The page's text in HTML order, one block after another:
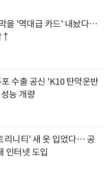
을 '역대급 카드' 내놨다…
↑
수출 공신 'K10 탄약운반
능 개량
리니티' 새 옷 입었다… 공
인터넷 도입